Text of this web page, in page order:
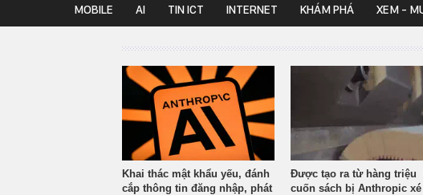
MOBILE AI TIN ICT INTERNET KHÁM PHÁ XEM -
Khai thác mật khẩu yếu, đánh
cắp thông tin đăng nhập, phát
Được tạo ra từ hàng triệu
cuốn sách bị Anthropic xé